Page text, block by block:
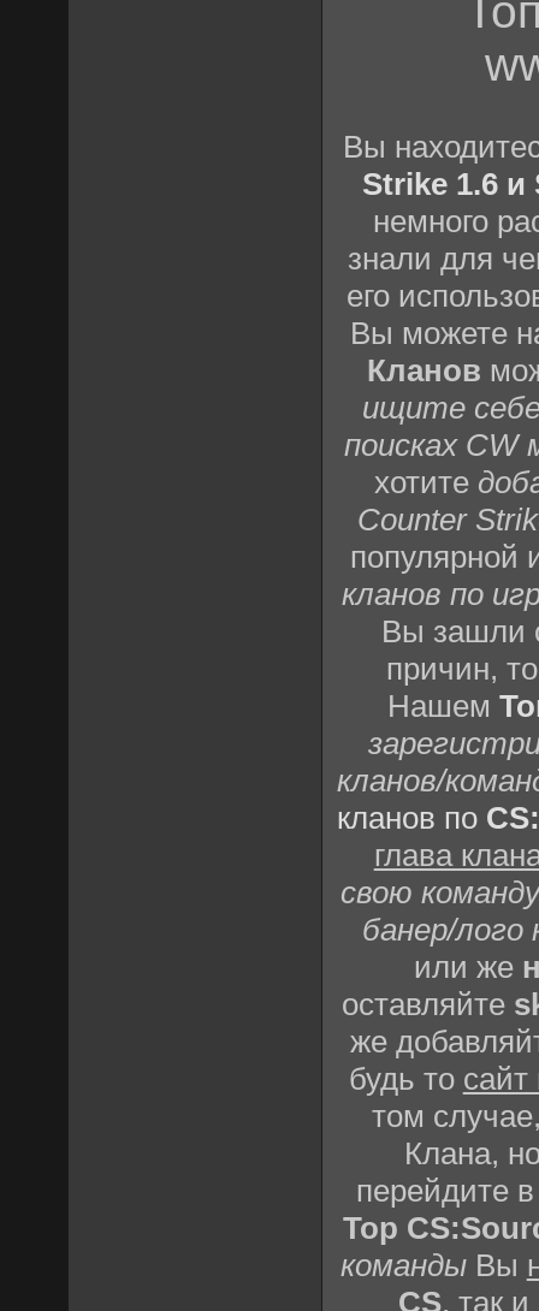
Вы
Strike 1.6 и
немного
знали для
его
Вы можете
Кланов
ищите
поисках CW
хотите
Counter
кланов по
Вы зашли
причин,
Нашем
кланов/
кланов по
глава
свою
банер/лого
или же
оставляйте
же
будь то сайт
том
Клана,
перейдите
Top
командыВы
CS, так и